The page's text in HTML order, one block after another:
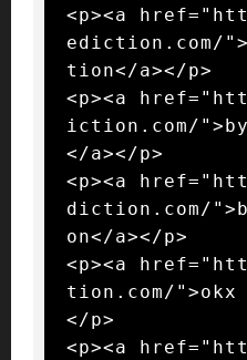
<p><a
ediction.com/
tion</a></p>
<p><a
iction.com/
</a></p>
<p><a
diction.com/
on</a></p>
<p><a
tion.com/
</p>
<p><a